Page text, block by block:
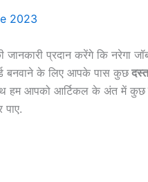
प्रदान करेंगे कि नरेगा
बनवाने के लिए आपके पास कुछ
हम आपको आर्टिकल के अंत में कुछ